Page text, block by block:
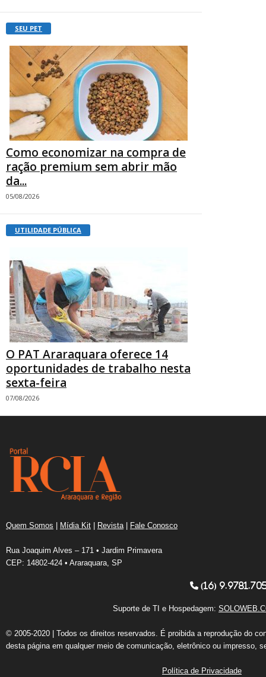
SEU PET
Como economizar na compra de
ração premium sem abrir mão
da...
05/08/2026
UTILIDADE PÚBLICA
O PAT Araraquara oferece 14
oportunidades de trabalho nesta
sexta-feira
07/08/2026
Quem Somos Mídia Kit Revista| Fale Conosco
Rua Joaquim Alves – 171 • Jardim Primavera
CEP: 14802-424 • Araraquara, SP
(16)
Suporte de TI e Hospedagem:
© 2005-2020 | Todos os direitos reservados. É proibida a reprodução do
desta página em qualquer meio de comunicação, eletrônico ou impresso,
Política de Privacidade